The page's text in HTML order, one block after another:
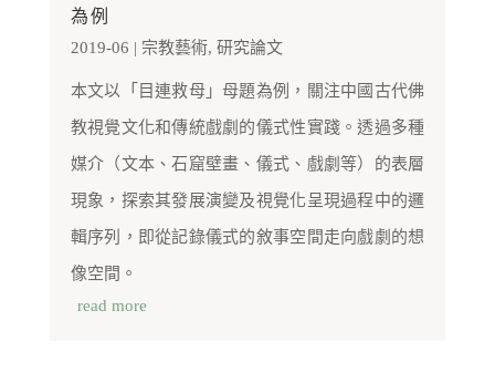
為例
2019-06 | 宗教藝術, 研究論文
本文以「目連救母」母題為例，關注中國古代佛
教視覺文化和傳統戲劇的儀式性實踐。透過多種
媒介（文本、石窟壁畫、儀式、戲劇等）的表層
現象，探索其發展演變及視覺化呈現過程中的邏
輯序列，即從記錄儀式的敘事空間走向戲劇的想
像空間。
read more